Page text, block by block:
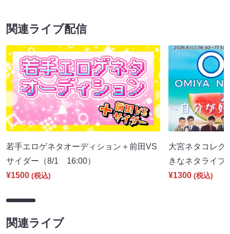
関連ライブ配信
若手エロゲネタオーディション＋前田VS
サイダー（8/1 16:00）
¥1500 (税込)
大宮ネタコレク
きなネタライ
¥1300 (税込)
関連ライブ